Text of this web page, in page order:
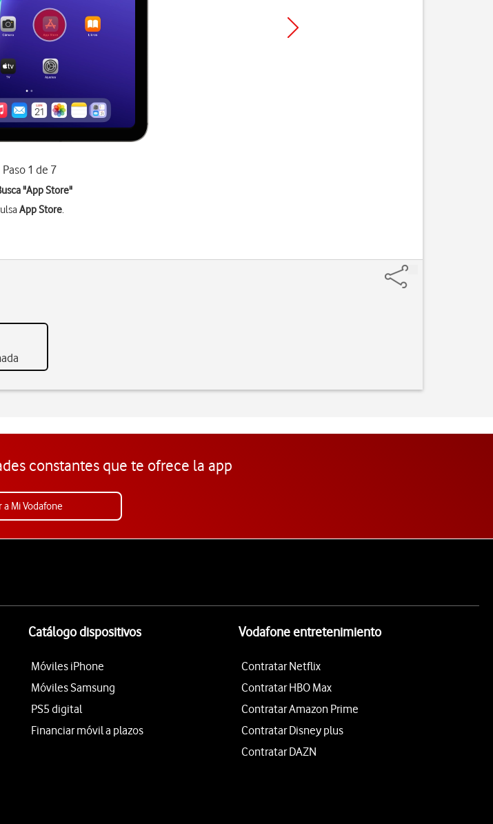
Paso 1 de 7
"App Store"
App Store.
constantes que te ofrece la app
a Mi Vodafone
Catálogo dispositivos
Móviles iPhone
Móviles Samsung
PS5 digital
Financiar móvil a plazos
Vodafone entretenimiento
Contratar Netflix
Contratar HBO Max
Contratar Amazon Prime
Contratar Disney plus
Contratar DAZN